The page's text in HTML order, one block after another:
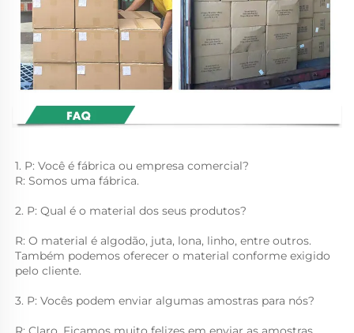
1. P: Você é fábrica ou empresa comercial?
R: Somos uma fábrica.
2. P: Qual é o material dos seus produtos?
R: O material é algodão, juta, lona, linho, entre outros.
Também podemos oferecer o material conforme exigido
pelo cliente.
3. P: Vocês podem enviar algumas amostras para nós?